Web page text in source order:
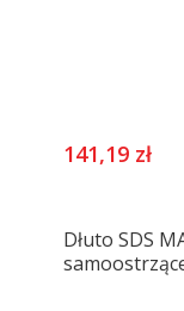
141,19 zł
Dłuto SDS